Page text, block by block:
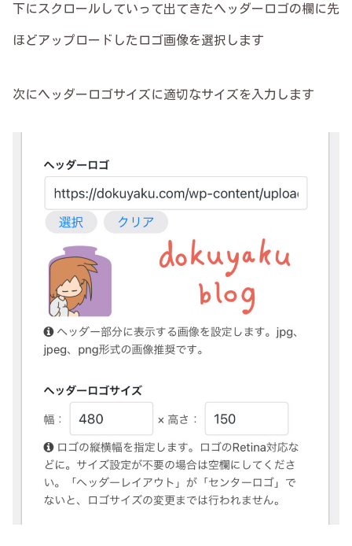
下にスクロールしていって出てきたヘッダーロゴの欄に先
ほどアップロードしたロゴ画像を選択します
次にヘッダーロゴサイズに適切なサイズを入力します